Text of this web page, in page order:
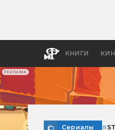
РЕКЛАМА
КНИГИ
Сериалы #